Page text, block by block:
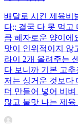
배달로 시킨 제육비
다;; 결국 다 못 먹고
큼 혜자로운 양이에
맛이 인위적이지 않
라이 2개 올려주는
다 보니까 기본 고
저는 싱거운 것보다
더 만들어 넣어 비
많고 불맛 나는 제